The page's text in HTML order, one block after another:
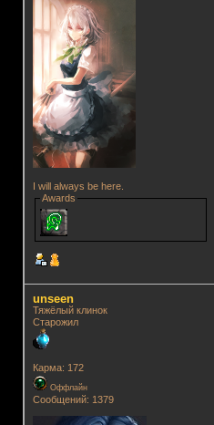
I will always be here.
Awards
unseen
Тяжёлый клинок
Старожил
Карма: 172
Оффлайн
Сообщений: 1379